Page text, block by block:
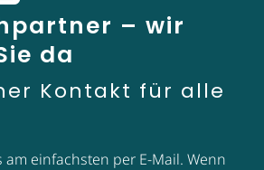
– wir
da
Kontakt für alle
am einfachsten per E-Mail. Wenn